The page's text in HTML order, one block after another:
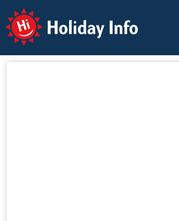
Holiday Info